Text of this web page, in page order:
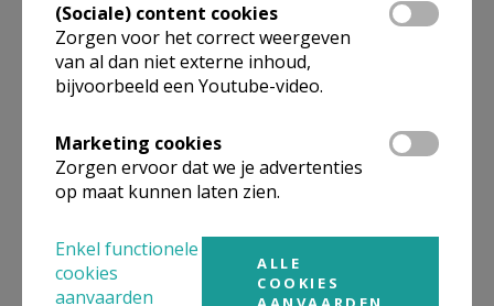
Ziekenzalving en
ziekenzegen
Doopsel aanvragen
(Sociale) content cookies
Zorgen voor het correct weergeven
van al dan niet externe inhoud,
bijvoorbeeld een Youtube-video.
Marketing cookies
Zorgen ervoor dat we je advertenties
op maat kunnen laten zien.
Enkel functionele
cookies
aanvaarden
ALLE
COOKIES